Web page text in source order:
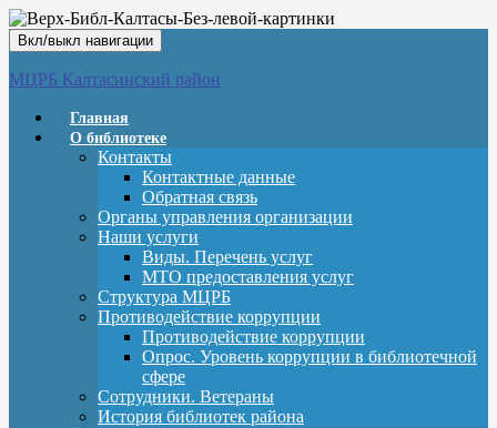
Вкл/выкл навигации
МЦРБ Калтасинский район
Главная
О библиотеке
Контакты
Контактные данные
Обратная связь
Органы управления организации
Наши услуги
Виды. Перечень услуг
МТО предоставления услуг
Структура МЦРБ
Противодействие коррупции
Противодействие коррупции
Опрос. Уровень коррупции в библиотечной
сфере
Сотрудники. Ветераны
История библиотек района